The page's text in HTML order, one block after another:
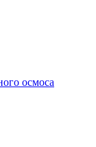
осмоса